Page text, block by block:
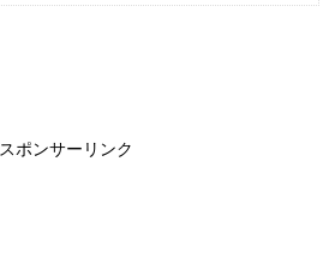
スポンサーリンク